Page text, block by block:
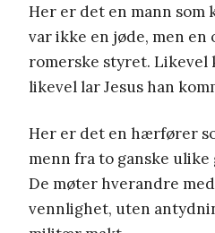
Her er det en mann som
var ikke en jøde, men
romerske styret. Likevel
likevel lar Jesus han
Her er det en hærfører
menn fra to ganske
De møter hverandre
vennlighet, uten